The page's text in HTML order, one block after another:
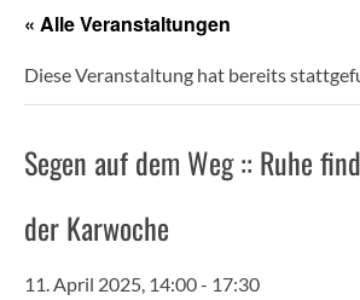
« Alle Veranstaltungen
Diese Veranstaltung hat bereits
Segen auf dem Weg :: Ruhe
der Karwoche
11. April 2025, 14:00- 17:30